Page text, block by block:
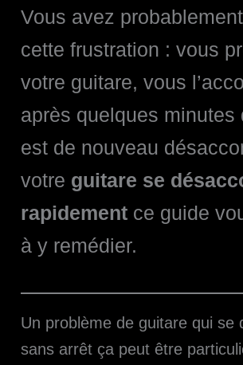
Vous avez
cette frustration : vous
votre guitare, vous
après quelques minutes
est de nouveau
votre guitare se
rapidement ce guide
à y remédier.
Un problème de guitare qui se
sans arrêt ça peut être